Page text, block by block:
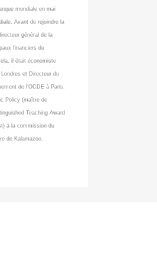
mondiale en mai
Avant de rejoindre la
général de la
financiers du
il était économiste
et Directeur du
de l’OCDE à Paris.
Policy (maître de
Teaching Award
à la commission du
de Kalamazoo.